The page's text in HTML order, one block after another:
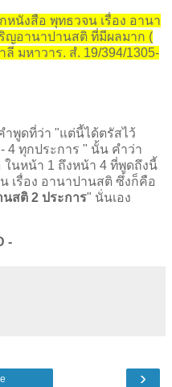
หนังสือ พุทธวจน เรื่อง อานา
ญอานาปานสติ ที่มีผลมาก (
มหาวาร. สํ. 19/394/1305-
ำพูดที่ว่า "แต่นี้ได้ตรัสไว้
4 ทุกประการ " นั้น คำว่า
ในหน้า 1 ถึงหน้า 4 ที่พูดถึงนี้
เรื่อง อานาปานสติ ซึ่งก็คือ
สติ 2 ประการ" นั่นเอง
-
›